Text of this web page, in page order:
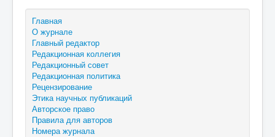
Главная
О журнале
Главный редактор
Редакционная коллегия
Редакционный совет
Редакционная политика
Рецензирование
Этика научных публикаций
Авторское право
Правила для авторов
Номера журнала